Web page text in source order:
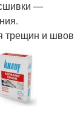
—
трещин и швов